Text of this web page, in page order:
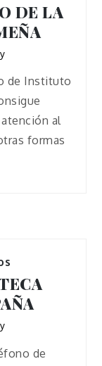
DE LA
de Instituto
al
formas
de